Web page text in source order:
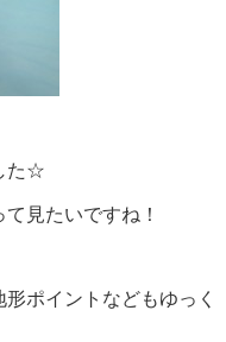
た☆
見たいですね！
ポイントなどもゆっく